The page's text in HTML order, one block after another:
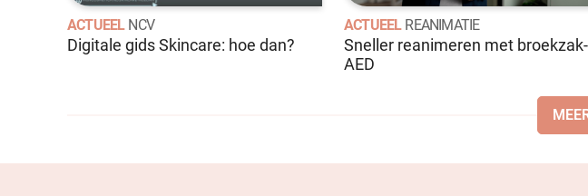
ACTUEEL NCV
Digitale gids Skincare: hoe dan?
ACTUEEL REANIMATIE
Sneller reanimeren met broekzak-
AED